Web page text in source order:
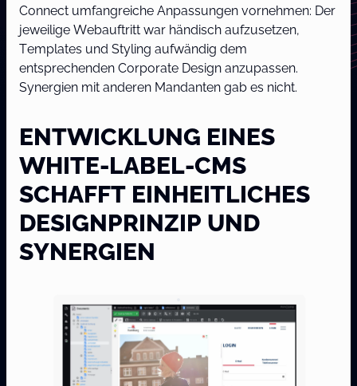
Connect umfangreiche Anpassungen vornehmen: Der
jeweilige Webauftritt war händisch aufzusetzen,
Templates und Styling aufwändig dem
entsprechenden Corporate Design anzupassen.
Synergien mit anderen Mandanten gab es nicht.
ENTWICKLUNG EINES
WHITE-LABEL-CMS
SCHAFFT EINHEITLICHES
DESIGNPRINZIP UND
SYNERGIEN